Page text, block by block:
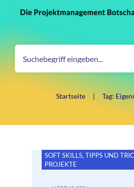
Startseite | Tag:
SOFT SKILLS, TIPPS UND
PROJEKTE